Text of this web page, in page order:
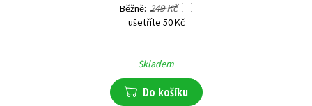
Běžně 249 Kč
ušetříte 50 Kč
Skladem
Do košíku